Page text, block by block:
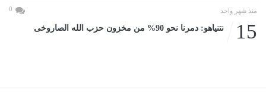
منذ شهر واحد 0
15 نتنياهو: دمرنا نحو 90% من مخزون حزب الله الصاروخى